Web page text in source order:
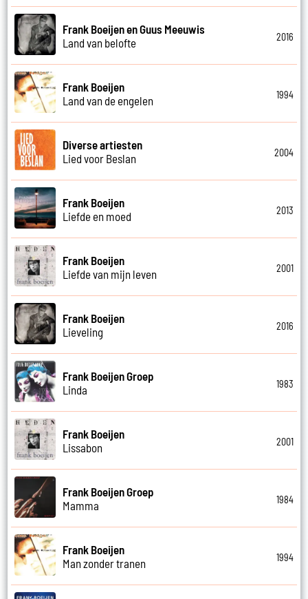
Frank Boeijen en Guus Meeuwis
Land van belofte
2016
Frank Boeijen
Land van de engelen
1994
Diverse artiesten
Lied voor Beslan
2004
Frank Boeijen
Liefde en moed
2013
Frank Boeijen
Liefde van mijn leven
2001
Frank Boeijen
Lieveling
2016
Frank Boeijen Groep
Linda
1983
Frank Boeijen
Lissabon
2001
Frank Boeijen Groep
Mamma
1984
Frank Boeijen
Man zonder tranen
1994